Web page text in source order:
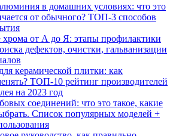
в домашних условиях: что это
от обычного? ТОП-3 способов
хрома от А до Я: этапы профилактики
дефектов, очистки, гальванизации
керамической плитки: как
ТОП-10 рейтинг производителей
на 2023 год
соединений: что это такое, какие
Список популярных моделей +